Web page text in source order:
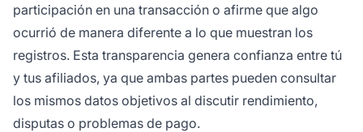
participación en una transacción o afirme que algo
ocurrió de manera diferente a lo que muestran los
registros. Esta transparencia genera confianza entre tú
y tus afiliados, ya que ambas partes pueden consultar
los mismos datos objetivos al discutir rendimiento,
disputas o problemas de pago.